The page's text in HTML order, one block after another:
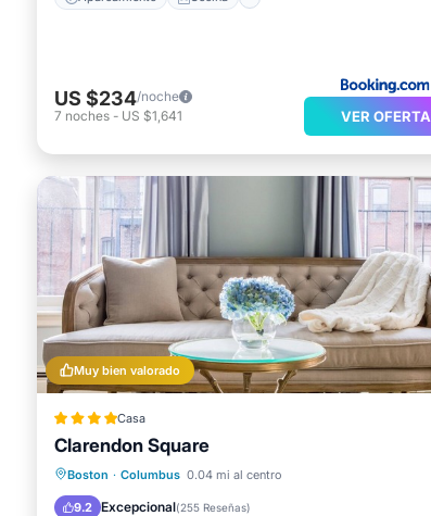
US $234/noche
7 noches - US $1,641 VER OFERTA
Muy bien valorado
Casa
Clarendon Square
Boston · Columbus 0.04 mi al centro
9.2 Excepcional(255 Reseñas)
Bañera de hidromasaje
Piscina
Balcón/Terraza